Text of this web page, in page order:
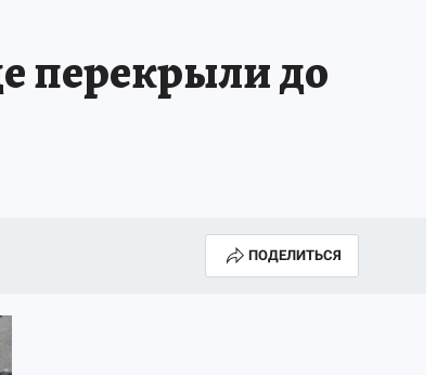
перекрыли до
ПОДЕЛИТЬСЯ